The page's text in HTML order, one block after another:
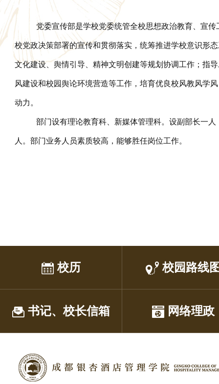
党委宣传部是学校党委统管全校思想政治教育、宣
校党政决策部署的宣传和贯彻落实，统筹推进学校意识形
文化建设、舆情引导、精神文明创建等规划协调工作；指
风建设和校园舆论环境营造等工作，培育优良校风教风学
动力。
部门设有理论教育科、新媒体管理科。设副部长一
人。部门业务人员素质较高，能够胜任岗位工作。
校历 校园路线
书记、校长信箱 网络理政